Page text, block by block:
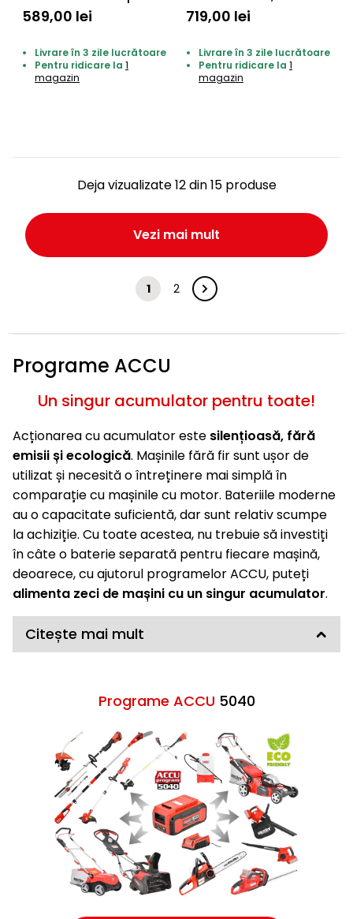
cu acumulator
589,00 lei
Livrare în 3 zile lucrătoare
Pentru ridicare la 1
magazin
acumulator (neinclus)
719,00 lei
Livrare în 3 zile lucrătoare
Pentru ridicare la 1
magazin
Deja vizualizate 12 din 15 produse
Vezi mai mult
1 2
Programe ACCU
Un singur acumulator pentru toate!
Acționarea cu acumulator este silențioasă, fără
emisii și ecologică. Mașinile fără fir sunt ușor de
utilizat și necesită o întreținere mai simplă în
comparație cu mașinile cu motor. Bateriile moderne
au o capacitate suficientă, dar sunt relativ scumpe
la achiziție. Cu toate acestea, nu trebuie să investiți
în câte o baterie separată pentru fiecare mașină,
deoarece, cu ajutorul programelor ACCU, puteți
alimenta zeci de mașini cu un singur acumulator.
Citește mai mult
Programe ACCU 5040